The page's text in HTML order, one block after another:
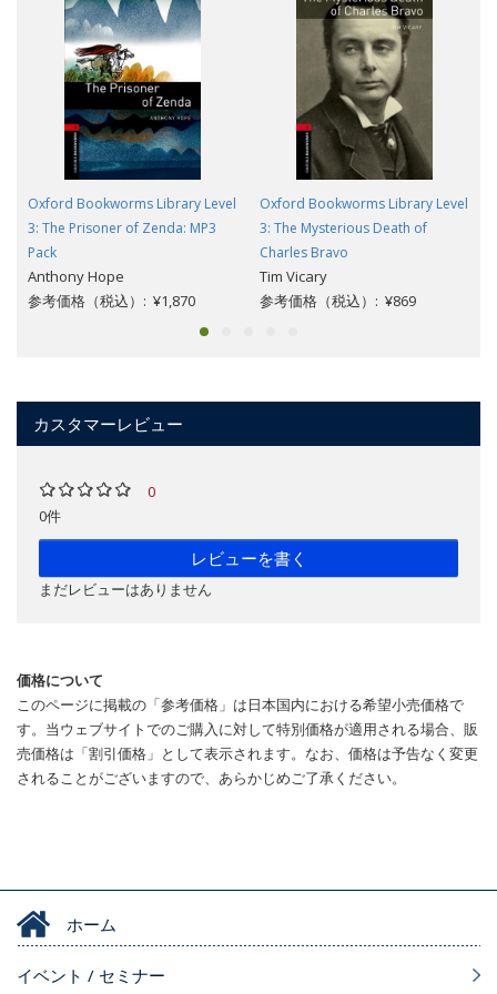
Oxford Bookworms Library Level
3: The Prisoner of Zenda: MP3
Pack
Anthony Hope
参考価格（税込）: ¥1,870
Oxford Bookworms Library Level
3: The Mysterious Death of
Charles Bravo
Tim Vicary
参考価格（税込）: ¥869
カスタマーレビュー
0
0件
レビューを書く
まだレビューはありません
価格について
このページに掲載の「参考価格」は日本国内における希望小売価格で
す。当ウェブサイトでのご購入に対して特別価格が適用される場合、販
売価格は「割引価格」として表示されます。なお、価格は予告なく変更
されることがございますので、あらかじめご了承ください。
ホーム
イベント / セミナー